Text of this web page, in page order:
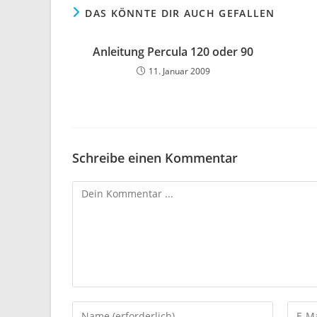
DAS KÖNNTE DIR AUCH GEFALLEN
Anleitung Percula 120 oder 90
11. Januar 2009
Schreibe einen Kommentar
Kommentieren
Gib Gib